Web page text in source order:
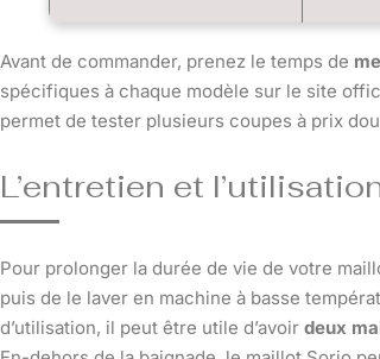
Avant de commander, prenez le temps de
spécifiques à chaque modèle sur le site
permet de tester plusieurs coupes à prix
L’entretien et
Pour prolonger la durée de vie de votre
puis de le laver en machine à basse
d’utilisation, il peut être utile d’avoir deux